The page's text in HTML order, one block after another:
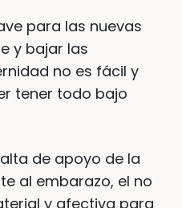
para las nuevas
y bajar las
no es fácil y
tener todo bajo
de apoyo de la
al embarazo, el no
y afectiva para